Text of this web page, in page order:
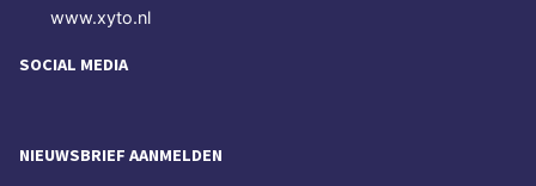
www.xyto.nl
SOCIAL MEDIA
NIEUWSBRIEF AANMELDEN